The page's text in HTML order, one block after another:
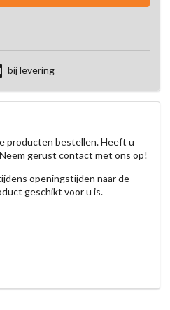
bij levering
producten bestellen. Heeft u
gerust contact met ons op!
openingstijden naar de
geschikt voor u is.